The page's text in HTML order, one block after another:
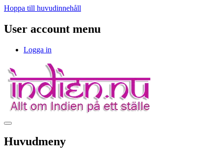
Hoppa till huvudinnehåll
User account menu
Logga in
Huvudmeny